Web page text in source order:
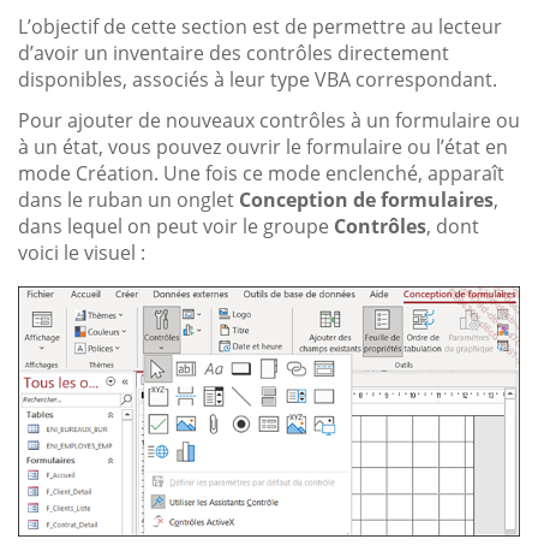
L’objectif de cette section est de permettre au lecteur
d’avoir un inventaire des contrôles directement
disponibles, associés à leur type VBA correspondant.
Pour ajouter de nouveaux contrôles à un formulaire ou
à un état, vous pouvez ouvrir le formulaire ou l’état en
mode Création. Une fois ce mode enclenché, apparaît
dans le ruban un onglet Conception de formulaires,
dans lequel on peut voir le groupe Contrôles, dont
voici le visuel :